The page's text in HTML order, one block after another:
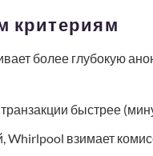
критериям
более глубокую
быстрее
взимает